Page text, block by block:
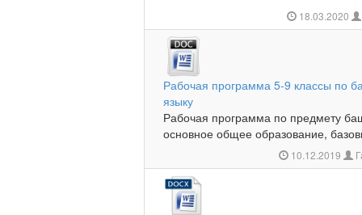
18.03.2020
Рабочая программа 5-9 классы по
языку
Рабочая программа по предмету
основное общее образование,
10.12.2019